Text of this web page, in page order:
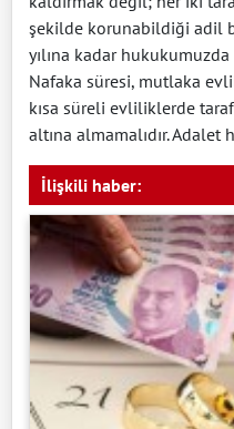
şekilde korunabildiği adil
yılına kadar hukukumuzda
Nafaka süresi, mutlaka
kısa süreli evliliklerde
altına almamalıdır. Adalet
İlişkili haber: